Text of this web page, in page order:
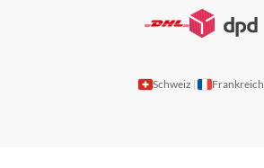
Schweiz Frankreich